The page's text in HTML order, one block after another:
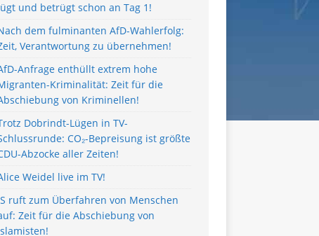
und betrügt schon an Tag 1!
dem fulminanten AfD-Wahlerfolg:
Verantwortung zu übernehmen!
Anfrage enthüllt extrem hohe
Kriminalität: Zeit für die
von Kriminellen!
Dobrindt-Lügen in TV-
CO₂-Bepreisung ist größte
Abzocke aller Zeiten!
Weidel live im TV!
ruft zum Überfahren von Menschen
Zeit für die Abschiebung von